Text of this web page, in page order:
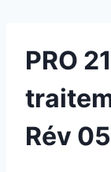
PRO
Rév 05